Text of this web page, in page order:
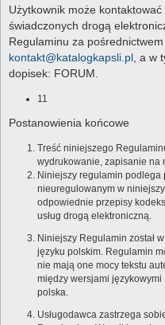
Użytkownik może kontaktować
świadczonych drogą
Regulaminu za
kontakt@katalogkapsli.pl , a
dopisek: FORUM.
11
Postanowienia końcowe
Treść niniejszego
wydrukowanie, zapisanie na
Niniejszy regulamin podlega
nieuregulowanym w
odpowiednie przepisy
usług drogą elektroniczną.
Niniejszy Regulamin został
języku polskim. Regulamin
nie mają one mocy tekstu
między wersjami
polska.
Usługodawca zastrzega